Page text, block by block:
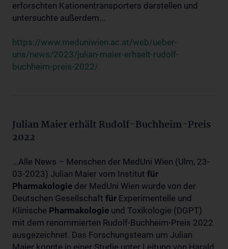
erforschten Kationentransporters darstellen und
untersuchte außerdem...
https://www.meduniwien.ac.at/web/ueber-
uns/news/2023/julian-maier-erhaelt-rudolf-
buchheim-preis-2022/
Julian Maier erhält Rudolf-Buchheim-Preis
2022
...Alle News – Menschen der MedUni Wien (Ulm, 23-
03-2023) Julian Maier vom Institut für
Pharmakologie der MedUni Wien wurde von der
Deutschen Gesellschaft für Experimentelle und
Klinische Pharmakologie und Toxikologie (DGPT)
mit dem renommierten Rudolf-Buchheim-Preis 2022
ausgezeichnet. Das Forschungsteam um Julian
Maier konnte in einer Studie unter Leitung von Harald